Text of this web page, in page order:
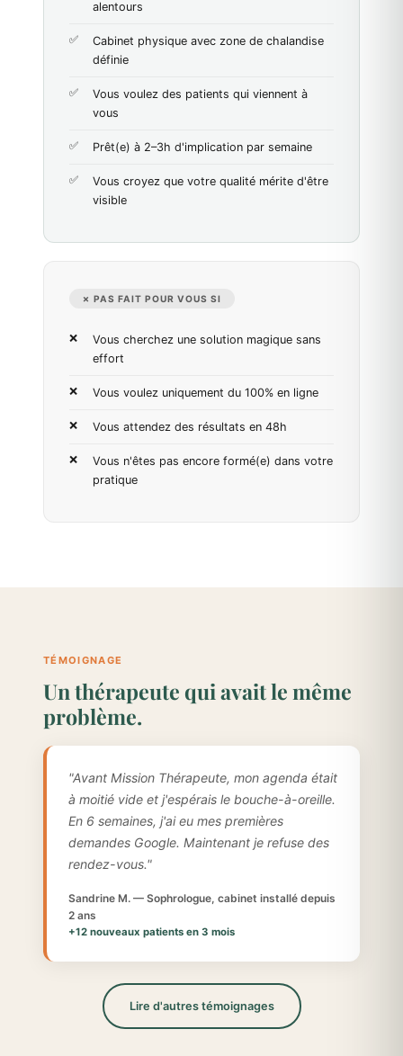
alentours
Cabinet physique avec zone de chalandise
définie
Vous voulez des patients qui viennent à
vous
Prêt(e) à 2–3h d'implication par semaine
Vous croyez que votre qualité mérite d'être
visible
✗ PAS FAIT POUR VOUS SI
Vous cherchez une solution magique sans
effort
Vous voulez uniquement du 100% en ligne
Vous attendez des résultats en 48h
Vous n'êtes pas encore formé(e) dans votre
pratique
TÉMOIGNAGE
Un thérapeute qui avait le même
problème.
"Avant Mission Thérapeute, mon agenda était
à moitié vide et j'espérais le bouche-à-oreille.
En 6 semaines, j'ai eu mes premières
demandes Google. Maintenant je refuse des
rendez-vous."
Sandrine M. — Sophrologue, cabinet installé depuis
2 ans
+12 nouveaux patients en 3 mois
Lire d'autres témoignages